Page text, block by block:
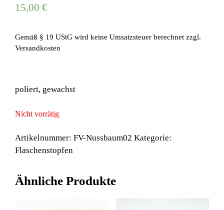
15,00 €
Gemäß § 19 UStG wird keine Umsatzsteuer berechnet zzgl.
Versandkosten
poliert, gewachst
Nicht vorrätig
Artikelnummer: FV-Nussbaum02 Kategorie:
Flaschenstopfen
Ähnliche Produkte